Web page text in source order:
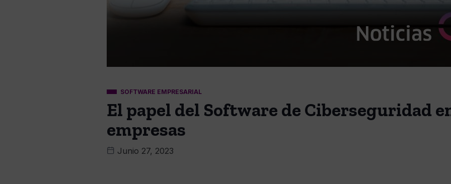
SOFTWARE EMPRESARIAL
El papel del Software de Ciberseguridad
empresas
Junio 27, 2023